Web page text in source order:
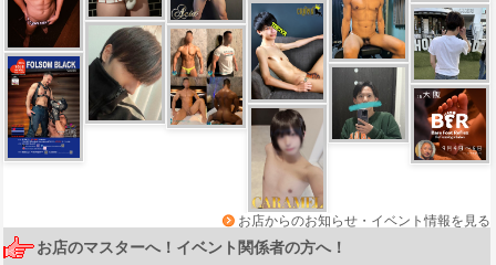
お店からのお知らせ・イベント情報を見る
お店のマスターへ！イベント関係者の方へ！